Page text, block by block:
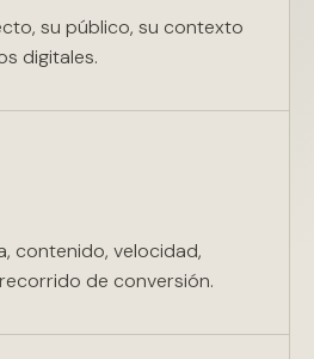
su público, su contexto
digitales.
contenido, velocidad,
de conversión.